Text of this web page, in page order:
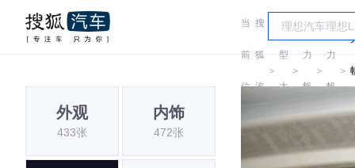
当
前
位
搜
狐
汽
＞
车
型
大
全
＞
力
帆
＞
力
帆
＞
外观
433张
内饰
472张